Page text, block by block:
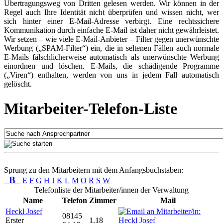
Übertragungsweg von Dritten gelesen werden. Wir können in der
Regel auch Ihre Identität nicht überprüfen und wissen nicht, wer
sich hinter einer E-Mail-Adresse verbirgt. Eine rechtssichere
Kommunikation durch einfache E-Mail ist daher nicht gewährleistet.
Wir setzen – wie viele E-Mail-Anbieter – Filter gegen unerwünschte
Werbung („SPAM-Filter“) ein, die in seltenen Fällen auch normale
E-Mails fälschlicherweise automatisch als unerwünschte Werbung
einordnen und löschen. E-Mails, die schädigende Programme
(„Viren“) enthalten, werden von uns in jedem Fall automatisch
gelöscht.
Mitarbeiter-Telefon-Liste
Sprung zu den Mitarbeitern mit dem Anfangsbuchstaben:
B E F G H J K L M O R S W
Telefonliste der Mitarbeiter/innen der Verwaltung
Name
Telefon Zimmer
Mail
Heckl Josef
Erster
08145
1.18